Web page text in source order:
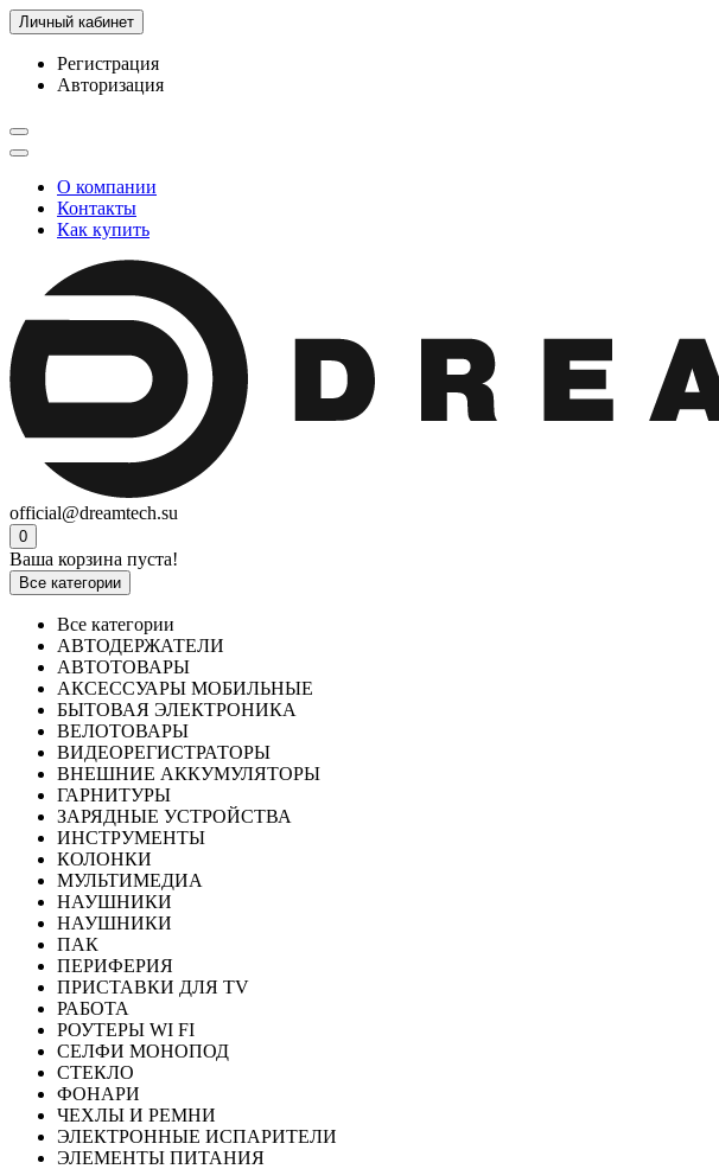
Личный кабинет
Регистрация
Авторизация
О компании
Контакты
Как купить
official@dreamtech.su
0
Ваша корзина пуста!
Все категории
Все категории
АВТОДЕРЖАТЕЛИ
АВТОТОВАРЫ
АКСЕССУАРЫ МОБИЛЬНЫЕ
БЫТОВАЯ ЭЛЕКТРОНИКА
ВЕЛОТОВАРЫ
ВИДЕОРЕГИСТРАТОРЫ
ВНЕШНИЕ АККУМУЛЯТОРЫ
ГАРНИТУРЫ
ЗАРЯДНЫЕ УСТРОЙСТВА
ИНСТРУМЕНТЫ
КОЛОНКИ
МУЛЬТИМЕДИА
НАУШНИКИ
НАУШНИКИ
ПАК
ПЕРИФЕРИЯ
ПРИСТАВКИ ДЛЯ TV
РАБОТА
РОУТЕРЫ WI FI
СЕЛФИ МОНОПОД
СТЕКЛО
ФОНАРИ
ЧЕХЛЫ И РЕМНИ
ЭЛЕКТРОННЫЕ ИСПАРИТЕЛИ
ЭЛЕМЕНТЫ ПИТАНИЯ